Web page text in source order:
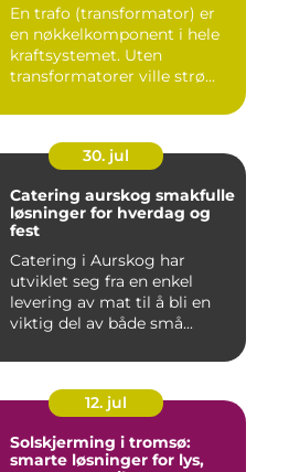
En trafo (transformator) er
en nøkkelkomponent i hele
kraftsystemet. Uten
transformatorer ville strø...
30. jul
Catering aurskog smakfulle
løsninger for hverdag og
fest
Catering i Aurskog har
utviklet seg fra en enkel
levering av mat til å bli en
viktig del av både små...
12. jul
Solskjerming i tromsø:
smarte løsninger for lys,